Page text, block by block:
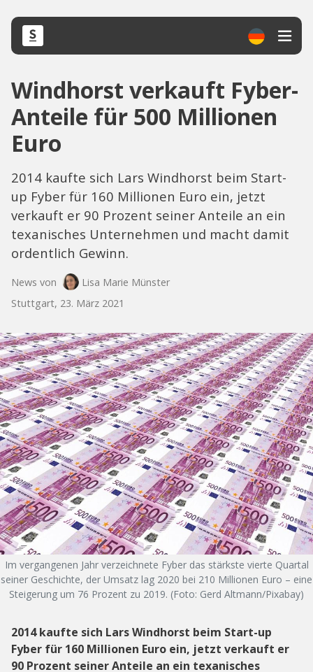
Windhorst verkauft Fyber-
Anteile für 500 Millionen
Euro
2014 kaufte sich Lars Windhorst beim Start-
up Fyber für 160 Millionen Euro ein, jetzt
verkauft er 90 Prozent seiner Anteile an ein
texanisches Unternehmen und macht damit
ordentlich Gewinn.
News von
Lisa Marie Münster
Stuttgart, 23. März 2021
Im vergangenen Jahr verzeichnete Fyber das stärkste vierte Quartal
seiner Geschichte, der Umsatz lag 2020 bei 210 Millionen Euro – eine
Steigerung um 76 Prozent zu 2019. (Foto: Gerd Altmann/Pixabay)
2014 kaufte sich Lars Windhorst beim Start-up
Fyber für 160 Millionen Euro ein, jetzt verkauft er
90 Prozent seiner Anteile an ein texanisches